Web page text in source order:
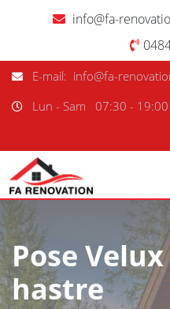
info@fa-
E-mail: info@fa-
Lun - Sam 07:30 - 19:00
Pose
Hastre